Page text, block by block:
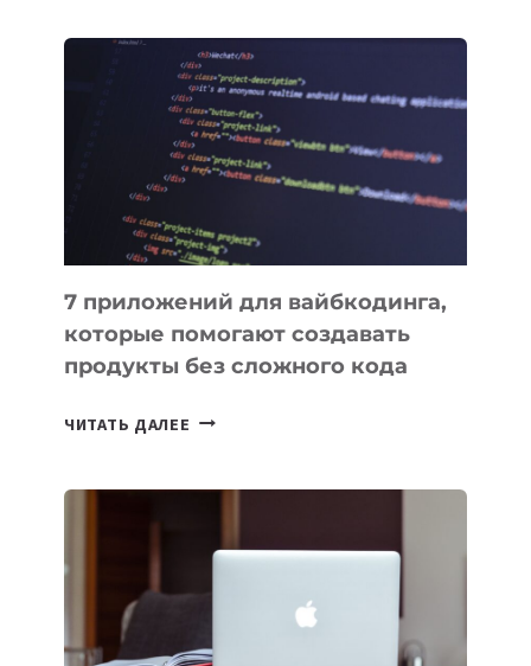
ПОЛЕЗНЫХ
ИНСТРУМЕНТОВ
ДЛЯ
РАБОТЫ
7 приложений для вайбкодинга,
которые помогают создавать
продукты без сложного кода
ЧИТАТЬ ДАЛЕЕ
ПОМОГАЮТ
СОЗДАВАТЬ
БЕЗ